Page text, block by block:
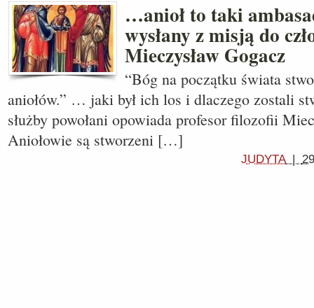
…anioł to taki
wysłany z misją do
Mieczysław Gogacz
“Bóg na początku świata
aniołów.” … jaki był ich los i dlaczego zostali
służby powołani opowiada profesor filozofii
Aniołowie są stworzeni […]
JUDYTA|